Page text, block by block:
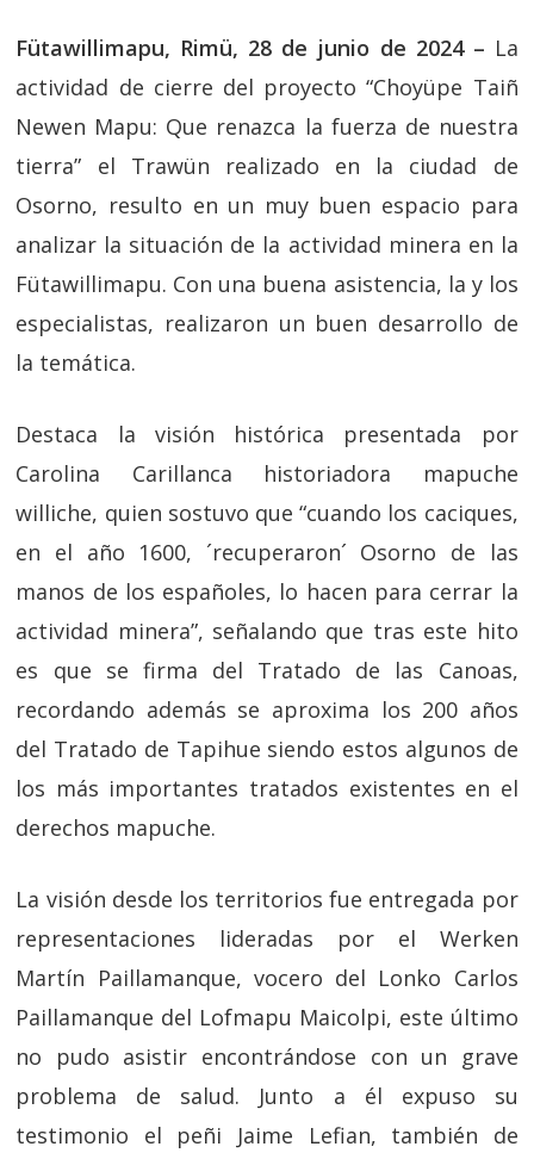
Fütawillimapu, Rimü, 28 de junio de 2024 – La
actividad de cierre del proyecto “Choyüpe Taiñ
Newen Mapu: Que renazca la fuerza de nuestra
tierra” el Trawün realizado en la ciudad de
Osorno, resulto en un muy buen espacio para
analizar la situación de la actividad minera en la
Fütawillimapu. Con una buena asistencia, la y los
especialistas, realizaron un buen desarrollo de
la temática.
Destaca la visión histórica presentada por
Carolina Carillanca historiadora mapuche
williche, quien sostuvo que “cuando los caciques,
en el año 1600, ´recuperaron´ Osorno de las
manos de los españoles, lo hacen para cerrar la
actividad minera”, señalando que tras este hito
es que se firma del Tratado de las Canoas,
recordando además se aproxima los 200 años
del Tratado de Tapihue siendo estos algunos de
los más importantes tratados existentes en el
derechos mapuche.
La visión desde los territorios fue entregada por
representaciones lideradas por el Werken
Martín Paillamanque, vocero del Lonko Carlos
Paillamanque del Lofmapu Maicolpi, este último
no pudo asistir encontrándose con un grave
problema de salud. Junto a él expuso su
testimonio el peñi Jaime Lefian, también de